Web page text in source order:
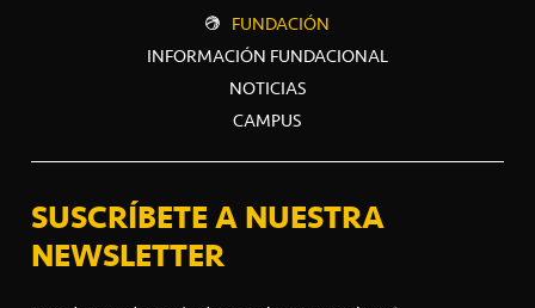
FUNDACIÓN
INFORMACIÓN FUNDACIONAL
NOTICIAS
CAMPUS
SUSCRÍBETE A NUESTRA
NEWSLETTER